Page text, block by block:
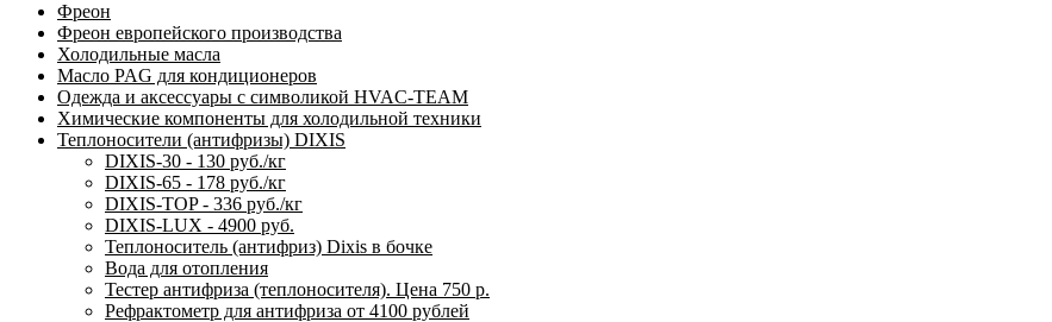
Фреон
Фреон европейского производства
Холодильные масла
Масло PAG для кондиционеров
Одежда и аксессуары с символикой HVAC-TEAM
Химические компоненты для холодильной техники
Теплоносители (антифризы) DIXIS
DIXIS-30 - 130 руб./кг
DIXIS-65 - 178 руб./кг
DIXIS-ТОP - 336 руб./кг
DIXIS-LUX - 4900 руб.
Теплоноситель (антифриз) Dixis в бочке
Вода для отопления
Тестер антифриза (теплоносителя). Цена 750 р.
Рефрактометр для антифриза от 4100 рублей